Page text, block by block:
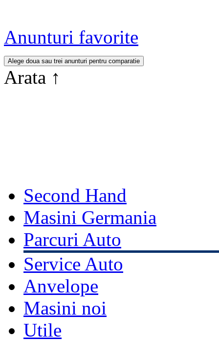
Anunturi favorite
Arata ↑
Second Hand
Masini Germania
Parcuri Auto
Service Auto
Anvelope
Masini noi
Utile